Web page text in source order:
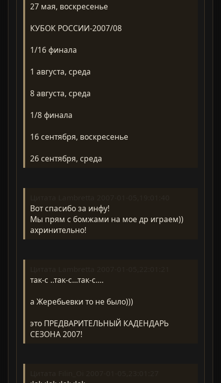
27 мая, воскресенье
КУБОК РОССИИ-2007/08
1/16 финала
1 августа, среда
8 августа, среда
1/8 финала
16 сентября, воскресенье
26 сентября, среда
Вот спасибо за инфу!
Мы прям с бомжами на мое др играем))
ахринительно!
так-с ..так-с...так-с....
а Жеребьевки то не было)))
это ПРЕДВАРИТЕЛЬНЫЙ КАДЕНДАРЬ
СЕЗОНА 2007!